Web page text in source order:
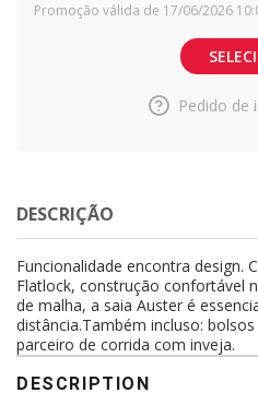
Promoção válida de 17/06/2026
Pedido de
DESCRIÇÃO
Funcionalidade encontra design.
Flatlock, construção confortável
de malha, a saia Auster é
distância.Também incluso:
parceiro de corrida com inveja.
DESCRIPTION